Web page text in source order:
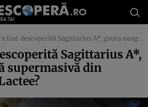
descoperită Sagittarius A*, gaura neagră supermasivă din centrul Căii Lactee?
Sagittarius A*,
supermasivă din